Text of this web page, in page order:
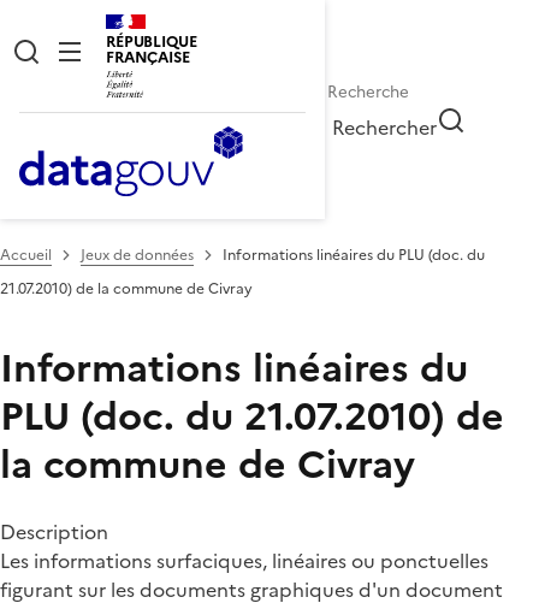
RÉPUBLIQUE
FRANÇAISE
Rechercher
Accueil Jeux de données
Informations linéaires du PLU (doc. du
21.07.2010) de la commune de Civray
Informations linéaires du
PLU (doc. du 21.07.2010) de
la commune de Civray
Description
Les informations surfaciques, linéaires ou ponctuelles
figurant sur les documents graphiques d'un document